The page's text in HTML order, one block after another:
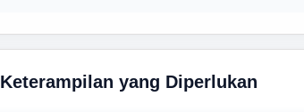
Keterampilan yang Diperlukan